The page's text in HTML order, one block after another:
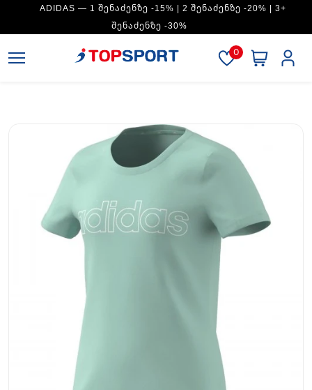
ADIDAS — 1 ᲨᲔᲜᲐᲫᲔᲜᲖᲔ -15% | 2 ᲨᲔᲜᲐᲫᲔᲜᲖᲔ -20% | 3+
ᲨᲔᲜᲐᲫᲔᲜᲖᲔ -30%
0